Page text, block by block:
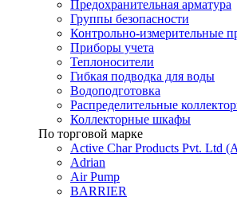
Предохранительная арматура
Группы безопасности
Контрольно-измерительные
Приборы учета
Теплоносители
Гибкая подводка для воды
Водоподготовка
Распределительные
Коллекторные шкафы
По торговой марке
Active Char Products Pvt. Ltd
Adrian
Air Pump
BARRIER